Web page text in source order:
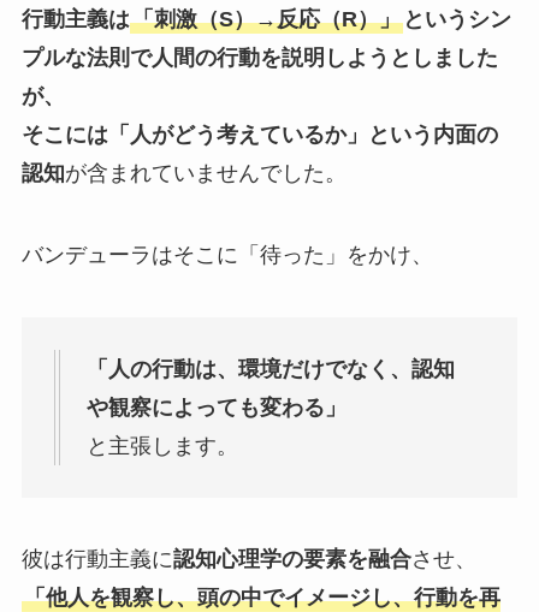
行動主義は「刺激（S）→反応（R）」というシン
プルな法則で人間の行動を説明しようとしました
が、
そこには「人がどう考えているか」という内面の
認知が含まれていませんでした。
バンデューラはそこに「待った」をかけ、
「人の行動は、環境だけでなく、認知
や観察によっても変わる」
と主張します。
彼は行動主義に認知心理学の要素を融合させ、
「他人を観察し、頭の中でイメージし、行動を再